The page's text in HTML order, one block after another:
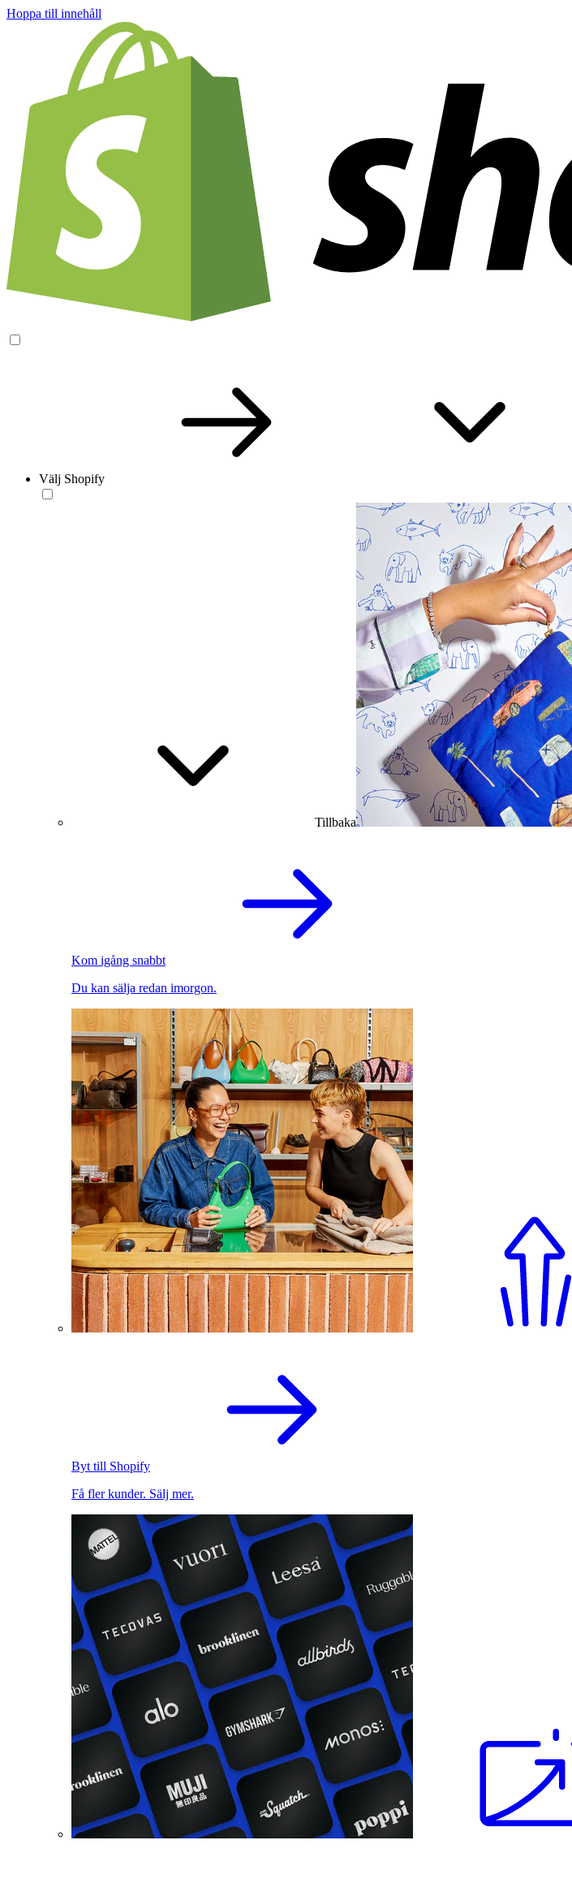
Hoppa till innehåll
Välj Shopify
Tillbaka
Kom igång snabbt
Du kan sälja redan imorgon.
Byt till Shopify
Få fler kunder. Sälj mer.